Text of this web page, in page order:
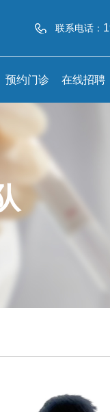
联系电话：
预约门诊 在线招聘